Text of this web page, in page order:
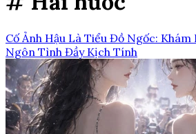
Cố Ảnh Hậu Là Tiểu Đồ Ngốc: Khám
Ngôn Tình Đầy Kịch Tính